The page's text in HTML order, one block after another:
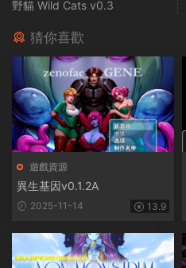
野貓 Wild Cats v0.3
猜你喜歡
遊戲資源
異生基因v0.1.2A
2025-11-14 13.9